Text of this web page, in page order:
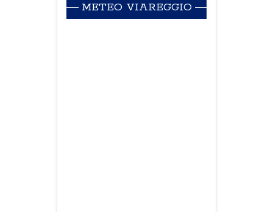
METEO VIAREGGIO